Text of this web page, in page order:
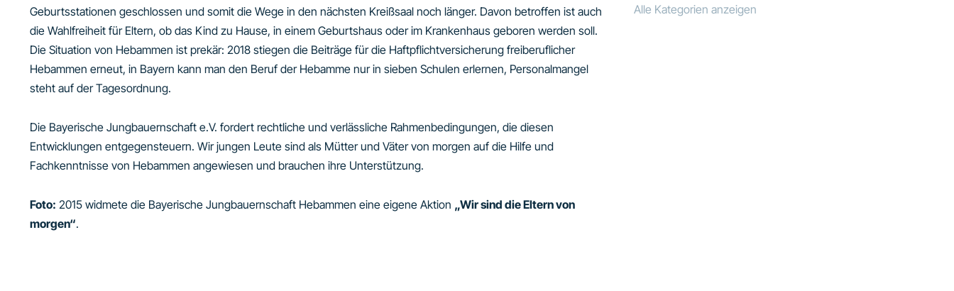
Geburtsstationen geschlossen und somit die Wege in den nächsten Kreißsaal noch länger. Davon betroffen ist auch
die Wahlfreiheit für Eltern, ob das Kind zu Hause, in einem Geburtshaus oder im Krankenhaus geboren werden soll.
Die Situation von Hebammen ist prekär: 2018 stiegen die Beiträge für die Haftpflichtversicherung freiberuflicher
Hebammen erneut, in Bayern kann man den Beruf der Hebamme nur in sieben Schulen erlernen, Personalmangel
steht auf der Tagesordnung.
Die Bayerische Jungbauernschaft e.V. fordert rechtliche und verlässliche Rahmenbedingungen, die diesen
Entwicklungen entgegensteuern. Wir jungen Leute sind als Mütter und Väter von morgen auf die Hilfe und
Fachkenntnisse von Hebammen angewiesen und brauchen ihre Unterstützung.
Foto: 2015 widmete die Bayerische Jungbauernschaft Hebammen eine eigene Aktion „Wir sind die Eltern von
morgen“.
Alle Kategorien anzeigen